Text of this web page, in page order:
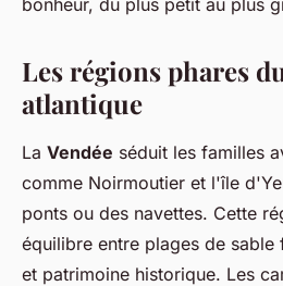
Les régions phares
atlantique
La Vendée séduit les familles
comme Noirmoutier et l'île
ponts ou des navettes. Cette
équilibre entre plages de
et patrimoine historique. Les